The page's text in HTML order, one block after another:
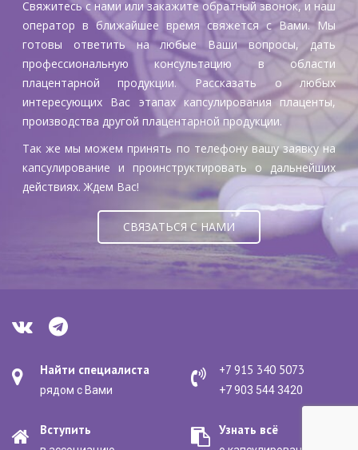
Свяжитесь с нами или закажите обратный звонок, и наш
оператор в ближайшее время свяжется с Вами. Мы
готовы ответить на любые Ваши вопросы, дать
профессиональную консультацию в области
плацентарной продукции. Рассказать о любых
интересующих Вас этапах капсулирования плаценты,
производства другой плацентарной продукции.
Так же мы можем принять по телефону вашу заявку на
капсулирование и проинструктировать о дальнейших
действиях. Ждем Вас!
СВЯЗАТЬСЯ С НАМИ
+7 915 340 5073
+7 903 544 3420
Найти специалиста
рядом с Вами
Узнать всё
Вступить